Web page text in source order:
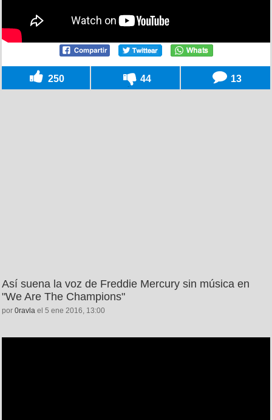
250 44 13
Así suena la voz de Freddie Mercury sin música en
"We Are The Champions"
por 0ravla el 5 ene 2016, 13:00